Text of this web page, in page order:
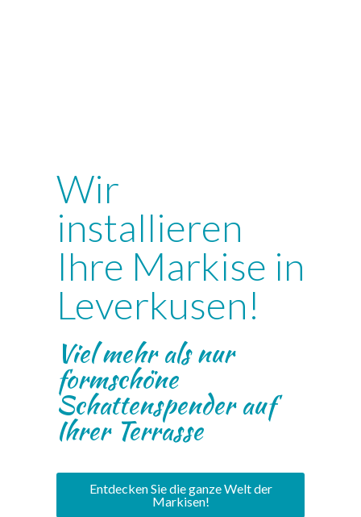
Wir
installieren
Ihre Markise in
Leverkusen!
Viel mehr als nur
formschöne
Schattenspender auf
Ihrer Terrasse
Entdecken Sie die ganze Welt der
Markisen!